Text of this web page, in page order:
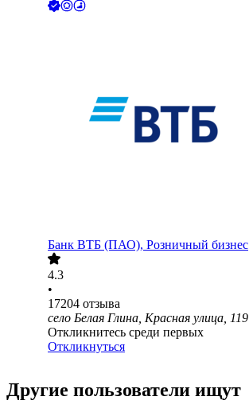
Банк ВТБ (ПАО), Розничный бизнес
4.3
•
17204 отзыва
село Белая Глина, Красная улица, 119
Откликнитесь среди первых
Откликнуться
Другие пользователи ищут